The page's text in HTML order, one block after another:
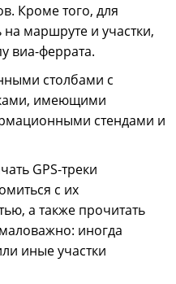
Кроме того, для
маршруте и участки,
виа-феррата.
столбами с
имеющими
стендами и
GPS-треки
с их
а также прочитать
иногда
иные участки